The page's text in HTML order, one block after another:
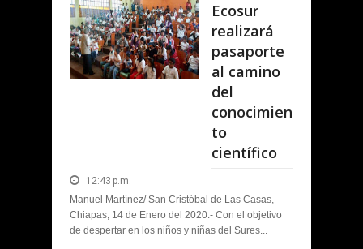
Ecosur
realizará
pasaporte
al camino
del
conocimien
to
científico
12:43 p.m.
Manuel Martínez/ San Cristóbal de Las Casas,
Chiapas; 14 de Enero del 2020.- Con el objetivo
de despertar en los niños y niñas del Sures...